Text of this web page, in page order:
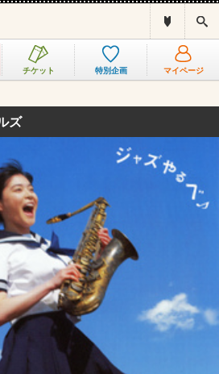
ス
チケット 特別企画 マイページ
ズ